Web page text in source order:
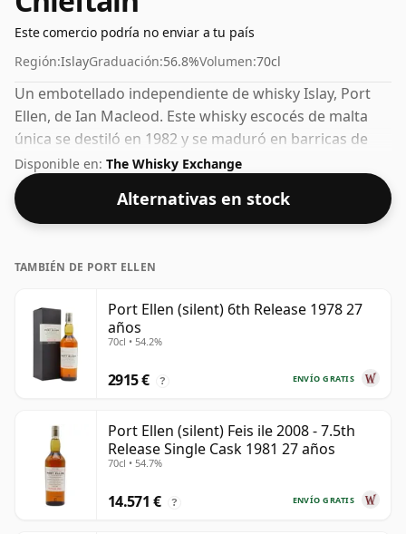
Este comercio podría no enviar a tu país
Región:IslayGraduación:56.8%Volumen:70cl
Un embotellado independiente de whisky Islay, Port
Ellen, de Ian Macleod. Este whisky escocés de malta
única se destiló en 1982 y se maduró en barricas de
roble durante 27 años antes de ser embotellado en
2009. Embotellado con una agradable graduación
alcohólica del 56,8%, este whisky se presenta en una
botella de 70 cl.
Disponible en: The Whisky Exchange
Alternativas en stock
TAMBIÉN DE PORT ELLEN
Port Ellen (silent) 6th Release 1978 27
años
70cl • 54.2%
ENVÍO GRATIS
2915 € ?
Port Ellen (silent) Feis ile 2008 - 7.5th
Release Single Cask 1981 27 años
70cl • 54.7%
ENVÍO GRATIS
14.571 € ?